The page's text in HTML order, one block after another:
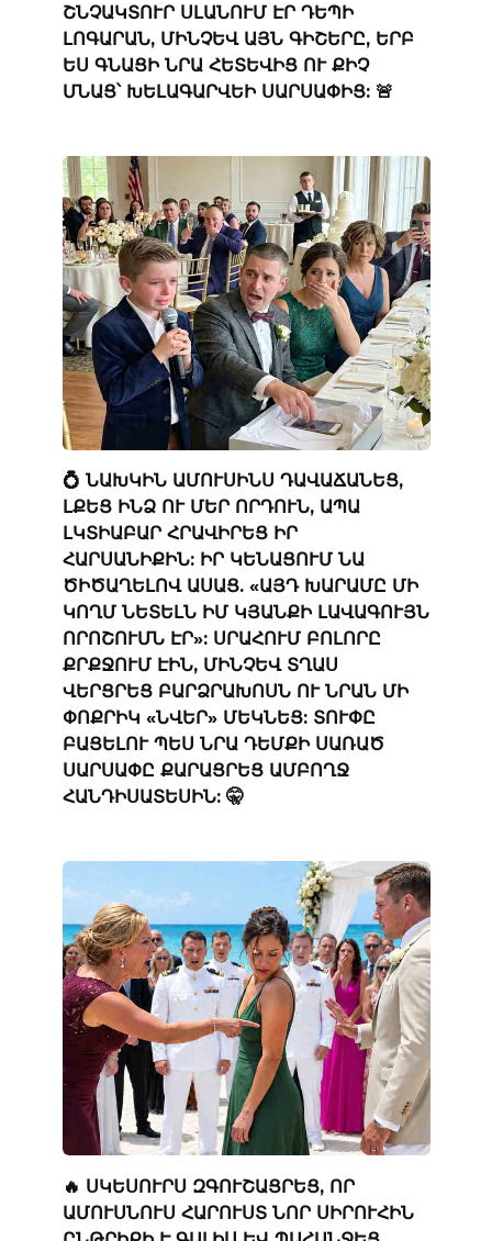
ՇՆՉԱԿՏՈՒՐ ՍԼԱՆՈՒՄ ԷՐ ԴԵՊԻ
ԼՈԳԱՐԱՆ, ՄԻՆՉԵՎ ԱՅՆ ԳԻՇԵՐԸ, ԵՐԲ
ԵՍ ԳՆԱՑԻ ՆՐԱ ՀԵՏԵՎԻՑ ՈՒ ՔԻՉ
ՄՆԱՑ՝ ԽԵԼԱԳԱՐՎԵԻ ՍԱՐՍԱՓԻՑ: 🚨
💍 ՆԱԽԿԻՆ ԱՄՈՒՍԻՆՍ ԴԱՎԱՃԱՆԵՑ,
ԼՔԵՑ ԻՆՁ ՈՒ ՄԵՐ ՈՐԴՈՒՆ, ԱՊԱ
ԼԿՏԻԱԲԱՐ ՀՐԱՎԻՐԵՑ ԻՐ
ՀԱՐՍԱՆԻՔԻՆ: ԻՐ ԿԵՆԱՑՈՒՄ ՆԱ
ԾԻԾԱՂԵԼՈՎ ԱՍԱՑ. «ԱՅԴ ԽԱՐԱՄԸ ՄԻ
ԿՈՂՄ ՆԵՏԵԼՆ ԻՄ ԿՅԱՆՔԻ ԼԱՎԱԳՈՒՅՆ
ՈՐՈՇՈՒՄՆ ԷՐ»: ՍՐԱՀՈՒՄ ԲՈԼՈՐԸ
ՔՐՔՋՈՒՄ ԷԻՆ, ՄԻՆՉԵՎ ՏՂԱՍ
ՎԵՐՑՐԵՑ ԲԱՐՁՐԱԽՈՍՆ ՈՒ ՆՐԱՆ ՄԻ
ՓՈՔՐԻԿ «ՆՎԵՐ» ՄԵԿՆԵՑ: ՏՈՒՓԸ
ԲԱՑԵԼՈՒ ՊԵՍ ՆՐԱ ԴԵՄՔԻ ՍԱՌԱԾ
ՍԱՐՍԱՓԸ ՔԱՐԱՑՐԵՑ ԱՄԲՈՂՋ
ՀԱՆԴԻՍԱՏԵՍԻՆ: 🤫
🔥 ՍԿԵՍՈՒՐՍ ԶԳՈՒՇԱՑՐԵՑ, ՈՐ
ԱՄՈՒՍՆՈՒՍ ՀԱՐՈՒՍՏ ՆՈՐ ՍԻՐՈՒՀԻՆ